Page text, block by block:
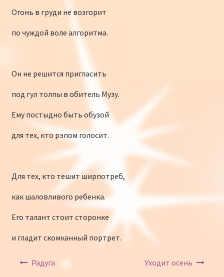
Огонь в груди не возгорит
по чуждой воле алгоритма.
Он не решится пригласить
под гул толпы в обитель Музу.
Ему постыдно быть обузой
для тех, кто рэпом голосит.
Для тех, кто тешит ширпотреб,
как шаловливого ребенка.
Его талант стоит сторонке
и гладит скомканный портрет.
Навигация по записям
Радуга Уходит осень